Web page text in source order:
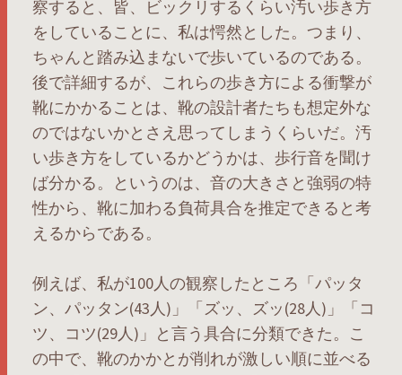
察すると、皆、ビックリするくらい汚い歩き方
をしていることに、私は愕然とした。つまり、
ちゃんと踏み込まないで歩いているのである。
後で詳細するが、これらの歩き方による衝撃が
靴にかかることは、靴の設計者たちも想定外な
のではないかとさえ思ってしまうくらいだ。汚
い歩き方をしているかどうかは、歩行音を聞け
ば分かる。というのは、音の大きさと強弱の特
性から、靴に加わる負荷具合を推定できると考
えるからである。
例えば、私が100人の観察したところ「パッタ
ン、パッタン(43人)」「ズッ、ズッ(28人)」「コ
ツ、コツ(29人)」と言う具合に分類できた。こ
の中で、靴のかかとが削れが激しい順に並べる